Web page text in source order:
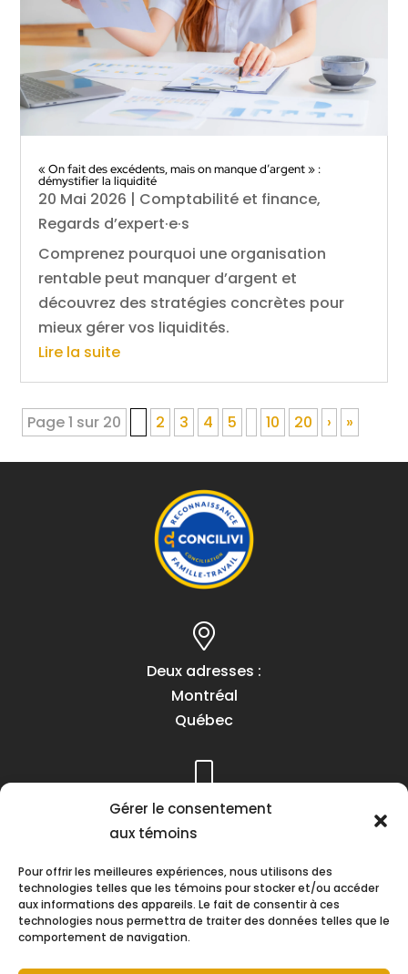
Gérer le consentement
aux témoins
Pour offrir les meilleures expériences, nous utilisons des
technologies telles que les témoins pour stocker et/ou accéder
aux informations des appareils. Le fait de consentir à ces
technologies nous permettra de traiter des données telles que le
comportement de navigation.
« On fait des excédents, mais on manque d’argent » :
démystifier la liquidité
20 Mai 2026 | Comptabilité et finance,
Regards d’expert·e·s
Comprenez pourquoi une organisation
rentable peut manquer d’argent et
découvrez des stratégies concrètes pour
mieux gérer vos liquidités.
Lire la suite
Page 1 sur 20 2 3 4 5 10 20 › »
Deux adresses :
Montréal
Québec
Téléphone :
(418) 622-1001
Heures d’ouverture :